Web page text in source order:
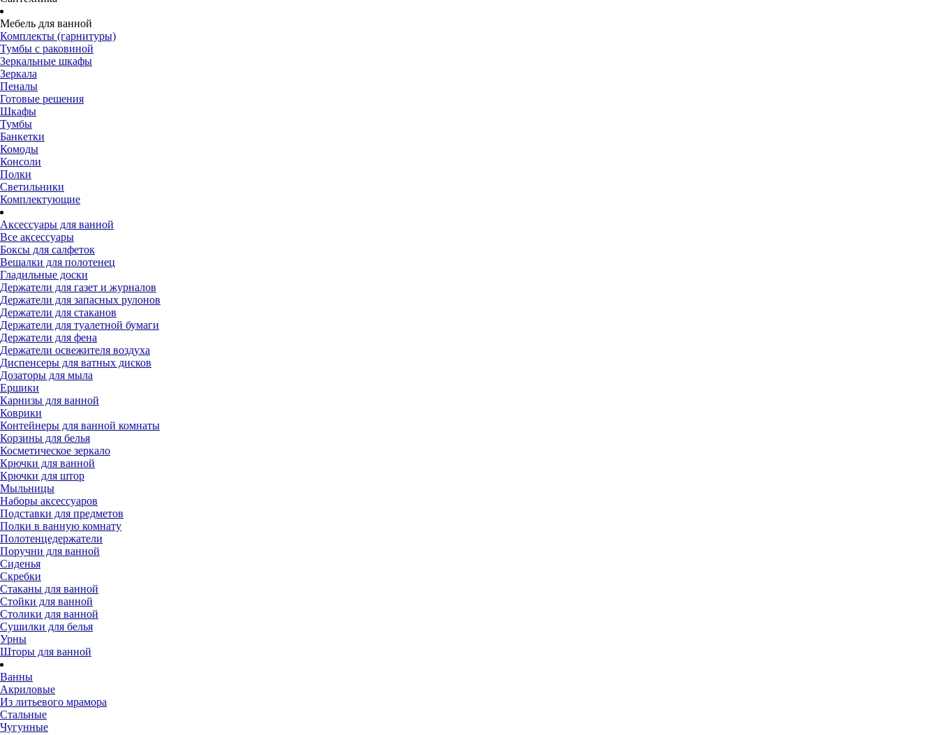
Мебель для ванной
Комплекты (гарнитуры)
Тумбы с раковиной
Зеркальные шкафы
Зеркала
Пеналы
Готовые решения
Шкафы
Тумбы
Банкетки
Комоды
Консоли
Полки
Светильники
Комплектующие
Аксессуары для ванной
Все аксессуары
Боксы для салфеток
Вешалки для полотенец
Гладильные доски
Держатели для газет и журналов
Держатели для запасных рулонов
Держатели для стаканов
Держатели для туалетной бумаги
Держатели для фена
Держатели освежителя воздуха
Диспенсеры для ватных дисков
Дозаторы для мыла
Ершики
Карнизы для ванной
Коврики
Контейнеры для ванной комнаты
Корзины для белья
Косметическое зеркало
Крючки для ванной
Крючки для штор
Мыльницы
Наборы аксессуаров
Подставки для предметов
Полки в ванную комнату
Полотенцедержатели
Поручни для ванной
Сиденья
Скребки
Стаканы для ванной
Стойки для ванной
Столики для ванной
Сушилки для белья
Урны
Шторы для ванной
Ванны
Акриловые
Из литьевого мрамора
Стальные
Чугунные